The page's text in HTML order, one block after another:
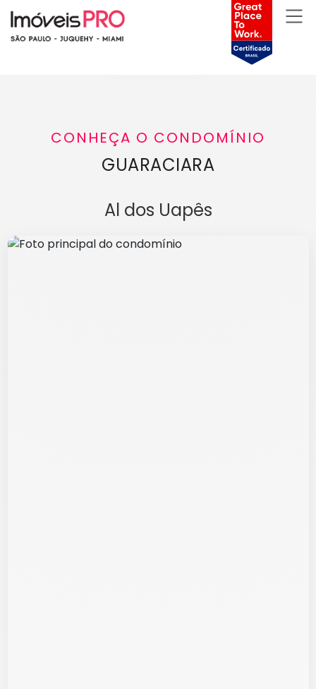
CONHEÇA O CONDOMÍNIO
GUARACIARA
Al dos Uapês